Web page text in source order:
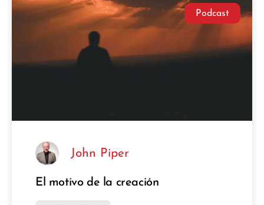
Podcast
John Piper
El motivo de la creación